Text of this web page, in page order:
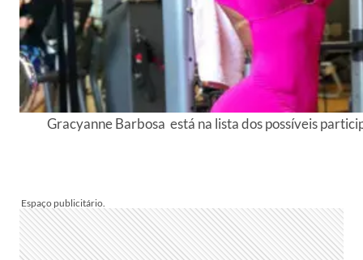
Gracyanne Barbosa está na lista dos possíveis